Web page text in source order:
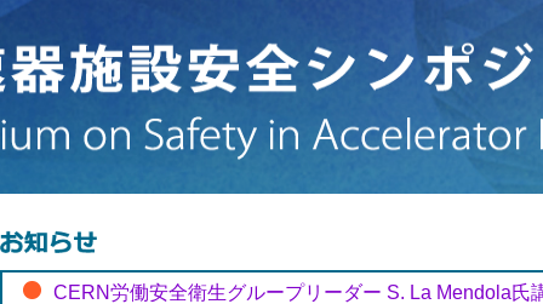
CERN労働安全衛生グループリーダー S. La Mendola氏